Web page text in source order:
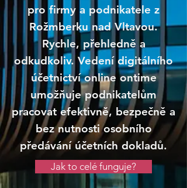
pro firmy a podnikatele z
Rožmberku nad Vltavou.
Rychle, přehledně a
odkudkoliv. Vedení digitálního
účetnictví online ontime
umožňuje podnikatelům
pracovat efektivně, bezpečně a
bez nutnosti osobního
předávání účetních dokladů.
Jak to celé funguje?